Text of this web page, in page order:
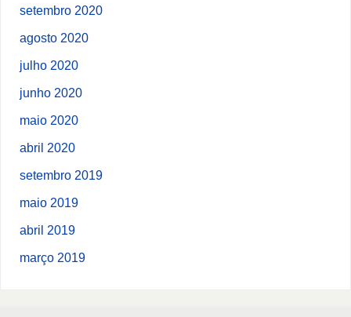
setembro 2020
agosto 2020
julho 2020
junho 2020
maio 2020
abril 2020
setembro 2019
maio 2019
abril 2019
março 2019